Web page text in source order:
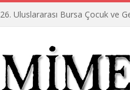
26. Uluslararası Bursa Çocuk ve